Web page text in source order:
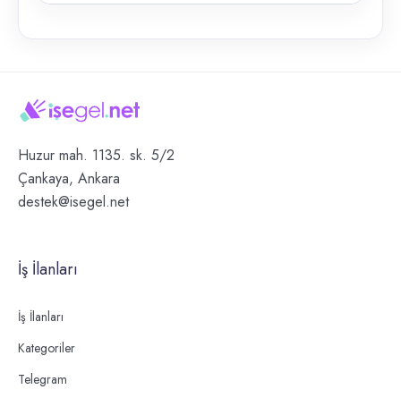
Huzur mah. 1135. sk. 5/2
Çankaya, Ankara
destek@isegel.net
İş İlanları
İş İlanları
Kategoriler
Telegram